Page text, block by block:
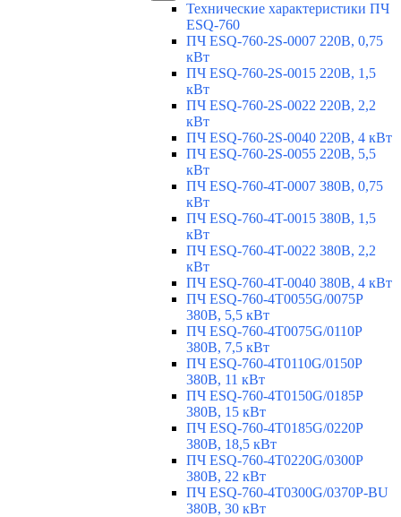
Технические характеристики ПЧ
ESQ-760
ПЧ ESQ-760-2S-0007 220В, 0,75
кВт
ПЧ ESQ-760-2S-0015 220В, 1,5
кВт
ПЧ ESQ-760-2S-0022 220В, 2,2
кВт
ПЧ ESQ-760-2S-0040 220В, 4 кВт
ПЧ ESQ-760-2S-0055 220В, 5,5
кВт
ПЧ ESQ-760-4T-0007 380В, 0,75
кВт
ПЧ ESQ-760-4T-0015 380В, 1,5
кВт
ПЧ ESQ-760-4T-0022 380В, 2,2
кВт
ПЧ ESQ-760-4T-0040 380В, 4 кВт
ПЧ ESQ-760-4T0055G/0075P
380В, 5,5 кВт
ПЧ ESQ-760-4T0075G/0110P
380В, 7,5 кВт
ПЧ ESQ-760-4T0110G/0150P
380В, 11 кВт
ПЧ ESQ-760-4T0150G/0185P
380В, 15 кВт
ПЧ ESQ-760-4T0185G/0220P
380В, 18,5 кВт
ПЧ ESQ-760-4T0220G/0300P
380В, 22 кВт
ПЧ ESQ-760-4T0300G/0370P-BU
380В, 30 кВт